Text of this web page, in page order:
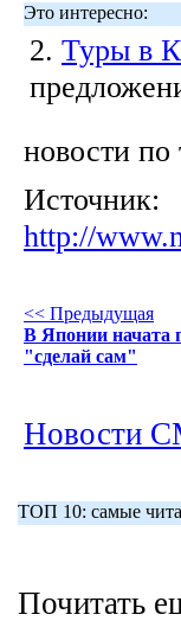
Это интересно:
2. Туры в
новости по
Источник:
http://
<< Предыдущая
В Японии начата
"сделай сам"
Новости
ТОП 10: самые
Почитать